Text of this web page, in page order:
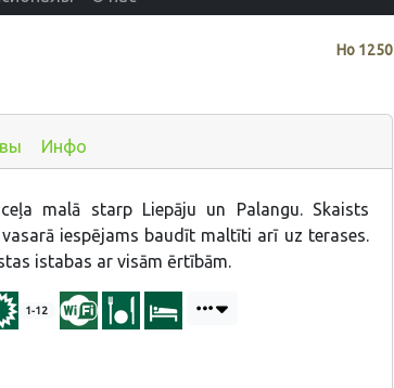
Нo 1250
Инфо
malā starp Liepāju un Palangu. Skaists
iespējams baudīt maltīti arī uz terases.
istabas ar visām ērtībām.
1-12